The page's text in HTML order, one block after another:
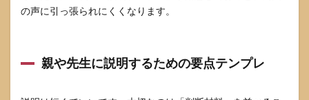
の声に引っ張られにくくなります。
親や先生に説明するための要点テンプレ